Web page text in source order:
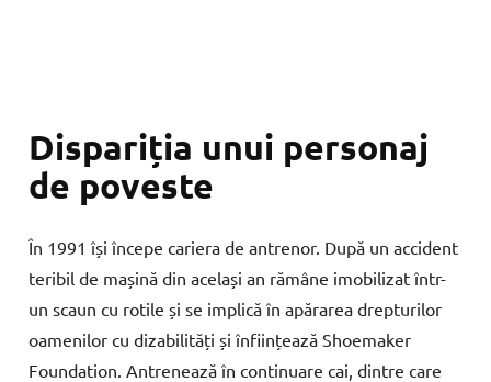
Dispariția unui personaj
de poveste
În 1991 își începe cariera de antrenor. După un accident
teribil de mașină din același an rămâne imobilizat într-
un scaun cu rotile și se implică în apărarea drepturilor
oamenilor cu dizabilități și înființează Shoemaker
Foundation. Antrenează în continuare cai, dintre care